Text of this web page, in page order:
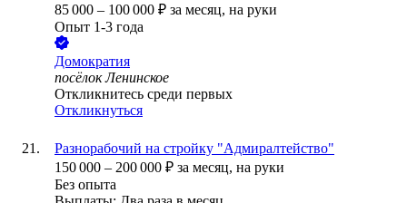
85 000 – 100 000 ₽ за месяц, на руки
Опыт 1-3 года
Домократия
посёлок Ленинское
Откликнитесь среди первых
Откликнуться
Разнорабочий на стройку "Адмиралтейство"
150 000 – 200 000 ₽ за месяц, на руки
Без опыта